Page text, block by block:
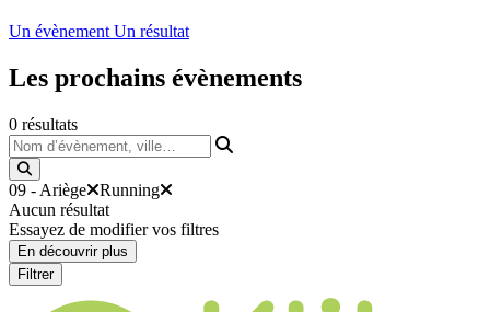
Un évènement Un résultat
Les prochains évènements
0 résultats
Nom d’évènement, ville…
09 - Ariège
Running
Aucun résultat
Essayez de modifier vos filtres
En découvrir plus
Filtrer